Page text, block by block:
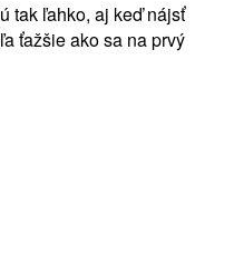
tak ľahko, aj keď nájsť
ťažšie ako sa na prvý